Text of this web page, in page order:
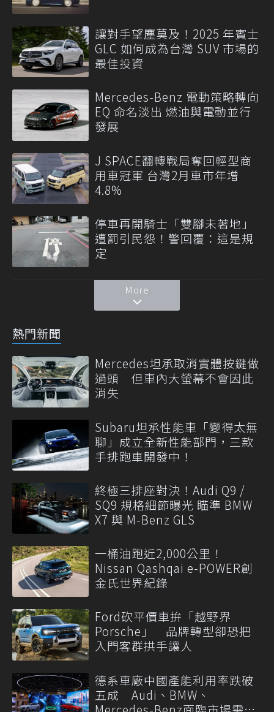
讓對手望塵莫及！2025 年賓士
GLC 如何成為台灣 SUV 市場的
最佳投資
Mercedes-Benz 電動策略轉向
EQ 命名淡出 燃油與電動並行
發展
J SPACE翻轉戰局奪回輕型商
用車冠軍 台灣2月車市年增
4.8%
停車再開騎士「雙腳未著地」
遭罰引民怨！警回覆：這是規
定
More
熱門新聞
Mercedes坦承取消實體按鍵做
過頭 但車內大螢幕不會因此
消失
Subaru坦承性能車「變得太無
聊」成立全新性能部門，三款
手排跑車開發中！
終極三排座對決！Audi Q9 /
SQ9 規格細節曝光 瞄準 BMW
X7 與 M-Benz GLS
一桶油跑近2,000公里！
Nissan Qashqai e-POWER創
金氏世界紀錄
Ford砍平價車拚「越野界
Porsche」 品牌轉型卻恐把
入門客群拱手讓人
德系車廠中國產能利用率跌破
五成 Audi、BMW、